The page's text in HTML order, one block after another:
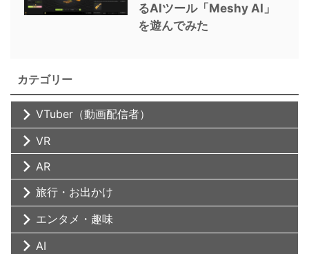
るAIツール「Meshy AI」
を遊んでみた
カテゴリー
VTuber（動画配信者）
VR
AR
旅行・お出かけ
エンタメ・趣味
AI